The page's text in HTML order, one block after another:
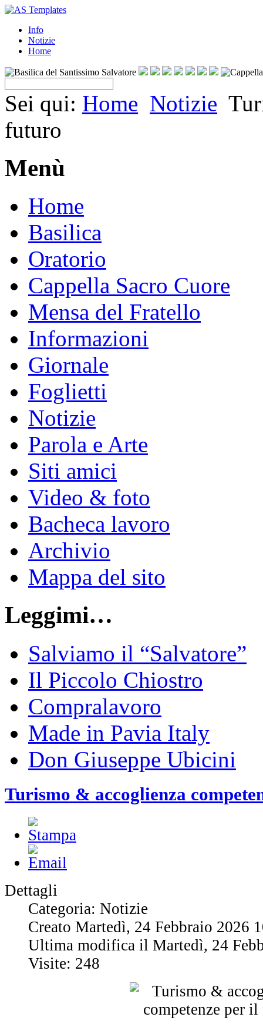
Info
Notizie
Home
Sei qui: Home Notizie
futuro
Menù
Home
Basilica
Oratorio
Cappella Sacro Cuore
Mensa del Fratello
Informazioni
Giornale
Foglietti
Notizie
Parola e Arte
Siti amici
Video & foto
Bacheca lavoro
Archivio
Mappa del sito
Leggimi…
Salviamo il “Salvatore”
Il Piccolo Chiostro
Compralavoro
Made in Pavia Italy
Don Giuseppe Ubicini
Turismo & accoglienza
Dettagli
Categoria: Notizie
Creato Martedì, 24 Febbraio 2026
Ultima modifica il Martedì, 24
Visite: 248